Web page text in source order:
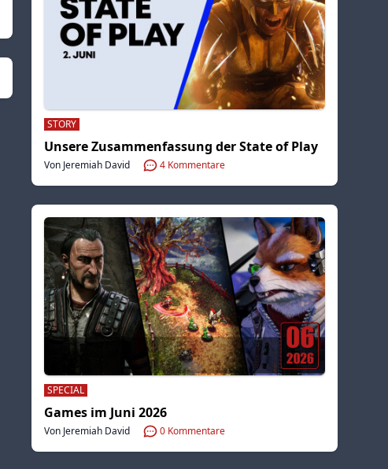
STORY
Unsere Zusammenfassung der State of Play
Von Jeremiah David 4 Kommentare
SPECIAL
Games im Juni 2026
Von Jeremiah David 0 Kommentare